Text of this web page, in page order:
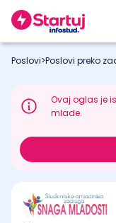
Poslovi>Poslovi preko
Ovaj oglas je
mlade.